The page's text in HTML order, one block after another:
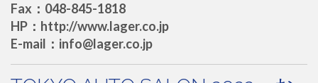
Fax：048-845-1818
HP：http://www.lager.co.jp
E-mail：info@lager.co.jp